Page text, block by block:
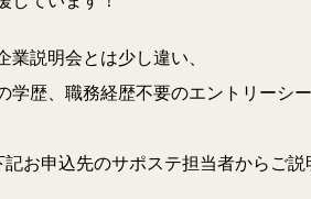
説明会とは少し違い、
歴、職務経歴不要のエントリーシ
お申込先のサポステ担当者からご説